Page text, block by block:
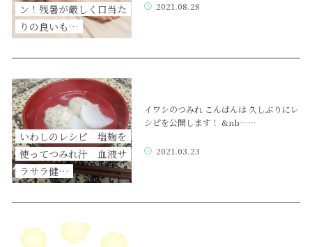
ン！残暑が厳しく口当た
りの良いも…
2021.08.28
いわしのレシピ 塩麹を
使ってつみれ汁 血液サ
ラサラ健…
イワシのつみれ こんばんは 久しぶりにレ
シピを公開します！ &nb……
2021.03.23